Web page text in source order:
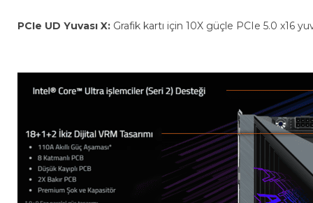
PCIe UD Yuvası X: Grafik kartı için 10X güçle PCIe 5.0 x16